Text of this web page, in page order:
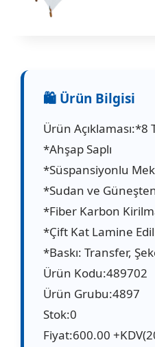
Ürün Açıklaması:*8
*Ahşap Saplı
*Süspansiyonlu
*Sudan ve
*Fiber Karbon
*Çift Kat Lamine
*Baskı: Transfer,
Ürün Kodu:489702
Ürün Grubu:4897
Stok:0
Fiyat:600.00